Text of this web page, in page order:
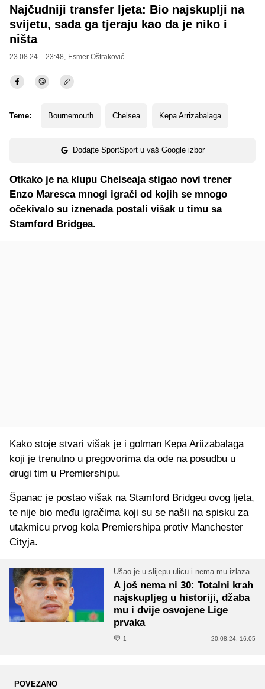
Najčudniji transfer ljeta: Bio najskuplji na
svijetu, sada ga tjeraju kao da je niko i
ništa
23.08.24. - 23:48, Esmer Oštraković
Teme: Bournemouth Chelsea Kepa Arrizabalaga
Dodajte SportSport u vaš Google izbor
Otkako je na klupu Chelseaja stigao novi trener
Enzo Maresca mnogi igrači od kojih se mnogo
očekivalo su iznenada postali višak u timu sa
Stamford Bridgea.
Kako stoje stvari višak je i golman Kepa Ariizabalaga
koji je trenutno u pregovorima da ode na posudbu u
drugi tim u Premiershipu.
Španac je postao višak na Stamford Bridgeu ovog ljeta,
te nije bio među igračima koji su se našli na spisku za
utakmicu prvog kola Premiershipa protiv Manchester
Cityja.
Ušao je u slijepu ulicu i nema mu izlaza
A još nema ni 30: Totalni krah
najskupljeg u historiji, džaba
mu i dvije osvojene Lige
prvaka
1 20.08.24. 16:05
POVEZANO